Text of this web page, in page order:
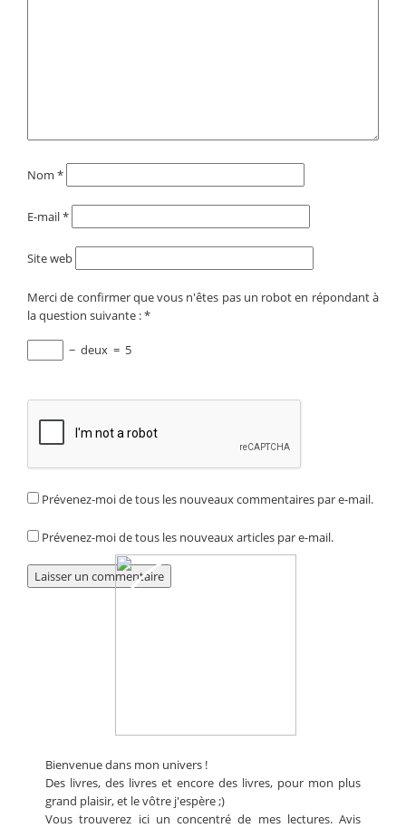
Nom *
E-mail*
Site web
Merci de confirmer que vous n'êtes pas un robot en répondant à
la question suivante :*
− deux = 5
Prévenez-moi de tous les nouveaux commentaires par e-mail.
Prévenez-moi de tous les nouveaux articles par e-mail.
Bienvenue dans mon univers !
Des livres, des livres et encore des livres, pour mon plus
grand plaisir, et le vôtre j'espère ;)
Vous trouverez ici un concentré de mes lectures. Avis